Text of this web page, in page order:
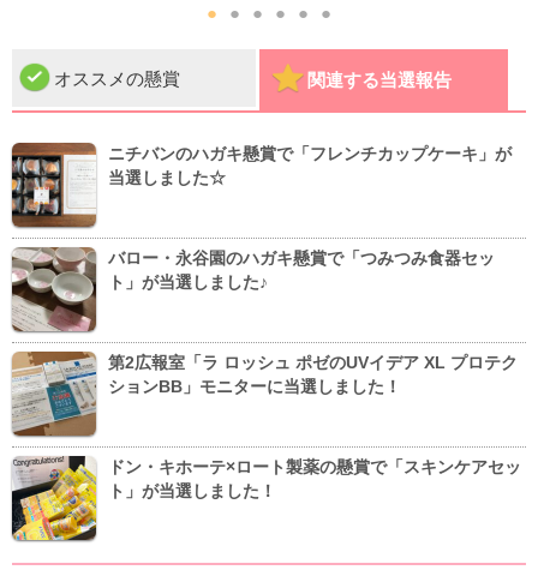
● ● ● ● ● ●
オススメの懸賞 関連する当選報告
ニチバンのハガキ懸賞で「フレンチカップケーキ」が
当選しました☆
バロー・永谷園のハガキ懸賞で「つみつみ食器セッ
ト」が当選しました♪
第2広報室「ラ ロッシュ ポゼのUVイデア XL プロテク
ションBB」モニターに当選しました！
ドン・キホーテ×ロート製薬の懸賞で「スキンケアセッ
ト」が当選しました！